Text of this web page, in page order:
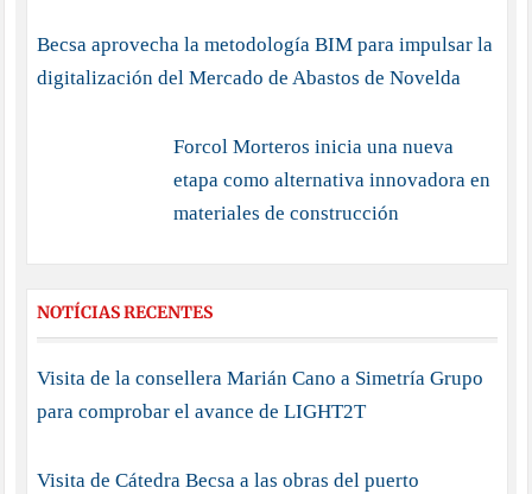
Becsa aprovecha la metodología BIM para impulsar la
digitalización del Mercado de Abastos de Novelda
Forcol Morteros inicia una nueva
etapa como alternativa innovadora en
materiales de construcción
NOTÍCIAS RECENTES
Visita de la consellera Marián Cano a Simetría Grupo
para comprobar el avance de LIGHT2T
Visita de Cátedra Becsa a las obras del puerto